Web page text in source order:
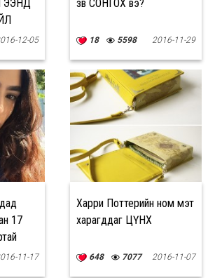
12-05
зөв СОНГОХ вэ?
18 5598 2016-11-29
17
11-17
Харри Поттерийн ном мэт
харагддаг ЦҮНХ
648 7077 2016-11-07